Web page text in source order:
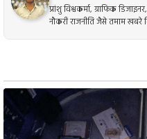
प्रांशु विश्वकर्मा, ग्राफिक
नौकरी राजनीति जैसे तमाम खबरे